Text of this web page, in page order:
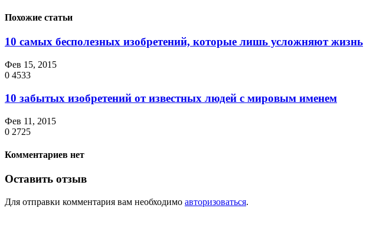
Похожие статьи
10 самых бесполезных изобретений, которые лишь усложняют жизнь
Фев 15, 2015
0 4533
10 забытых изобретений от известных людей с мировым именем
Фев 11, 2015
0 2725
Комментариев нет
Оставить отзыв
Для отправки комментария вам необходимо авторизоваться.